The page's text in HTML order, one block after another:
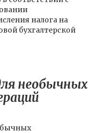
налога на
бухгалтерской
необычных